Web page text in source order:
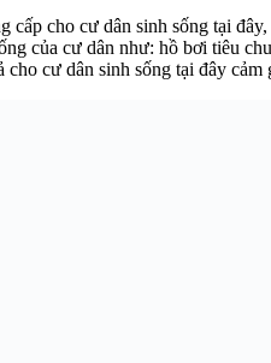
cho cư dân sinh sống tại
của cư dân như: hồ bơi tiêu
cư dân sinh sống tại đây